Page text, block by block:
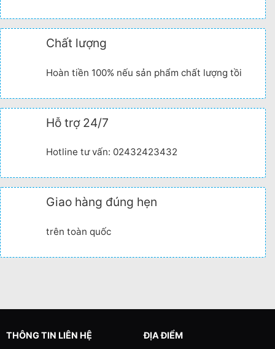
Chất lượng
Hoàn tiền 100% nếu sản phẩm chất lượng tồi
Hỗ trợ 24/7
Hotline tư vấn: 02432423432
Giao hàng đúng hẹn
trên toàn quốc
THÔNG TIN LIÊN HỆ
ĐỊA ĐIỂM